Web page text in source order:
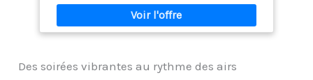
Des soirées vibrantes au rythme des airs